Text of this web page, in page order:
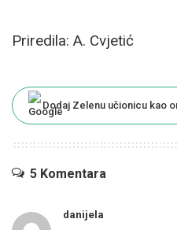
Priredila: A. Cvjetić
Dodaj Zelenu učionicu kao
5 Komentara
danijela